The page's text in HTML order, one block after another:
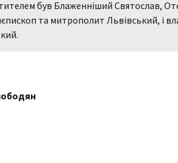
був Блаженніший Святослав,
та митрополит Львівський, і